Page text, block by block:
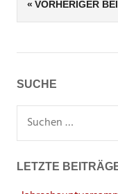
VORHERIGER
SUCHE
nach:
LETZTE